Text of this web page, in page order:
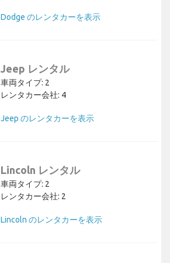
Dodge のレンタカーを表示
Jeep レンタル
車両タイプ: 2
レンタカー会社: 4
Jeep のレンタカーを表示
Lincoln レンタル
車両タイプ: 2
レンタカー会社: 2
Lincoln のレンタカーを表示